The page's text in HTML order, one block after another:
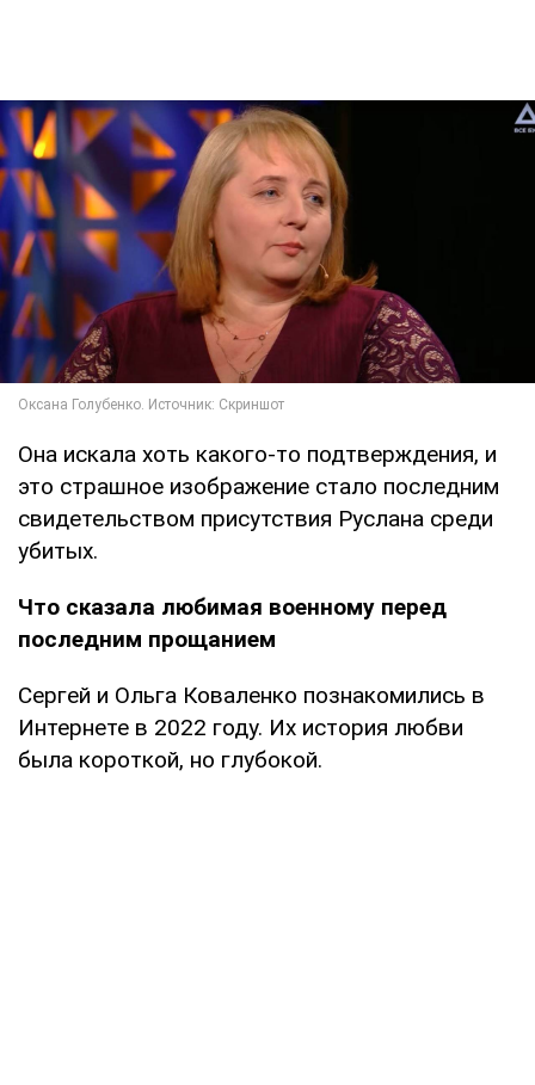
Она искала хоть какого-то подтверждения, и
это страшное изображение стало последним
свидетельством присутствия Руслана среди
убитых.
Что сказала любимая военному перед
последним прощанием
Сергей и Ольга Коваленко познакомились в
Интернете в 2022 году. Их история любви
была короткой, но глубокой.